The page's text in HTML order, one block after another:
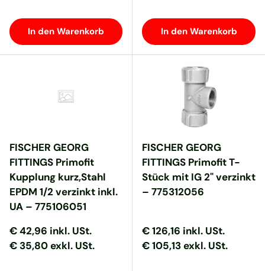
In den Warenkorb In den Warenkorb
FISCHER GEORG
FITTINGS Primofit
Kupplung kurz,Stahl
EPDM 1/2 verzinkt inkl.
UA – 775106051
Normaler Preis
Normaler Preis
€ 42,96 inkl. USt.
€ 35,80 exkl. USt.
FISCHER GEORG
FITTINGS Primofit T-
Stück mit IG 2" verzinkt
– 775312056
Normaler Preis
Normaler Preis
€ 126,16 inkl. USt.
€ 105,13 exkl. USt.